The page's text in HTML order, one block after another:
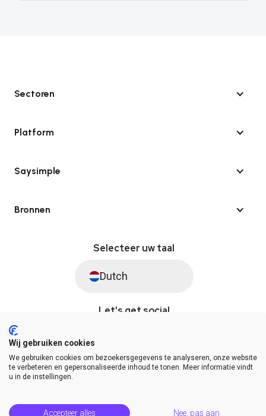
Sectoren
Platform
Saysimple
Bronnen
Selecteer uw taal
Dutch
Let's get social
© Saysimple 2026 · WhatsApp Automation Platform
Algemene voorwaardenDPAPrivacy statement
Release Notes
Wij gebruiken cookies
We gebruiken cookies om bezoekersgegevens te analyseren, onze website
te verbeteren en gepersonaliseerde inhoud te tonen. Meer informatie vindt
u in de instellingen.
Accepteer alles Nee, pas aan